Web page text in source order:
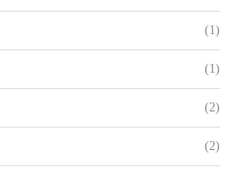
(1)
(1)
(2)
(2)